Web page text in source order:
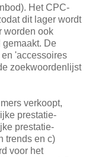
Het CPC-
dit lager wordt
worden ook
De
'accessoires
zoekwoordenlijst
verkoopt,
prestatie-
prestatie-
trends en c)
voor het